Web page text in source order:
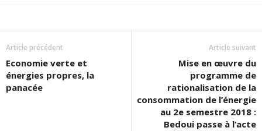
Article précédent
Economie verte et
énergies propres, la
panacée
Article suivant
Mise en œuvre du
programme de
rationalisation de la
consommation de l’énergie
au 2e semestre 2018 :
Bedoui passe à l’acte